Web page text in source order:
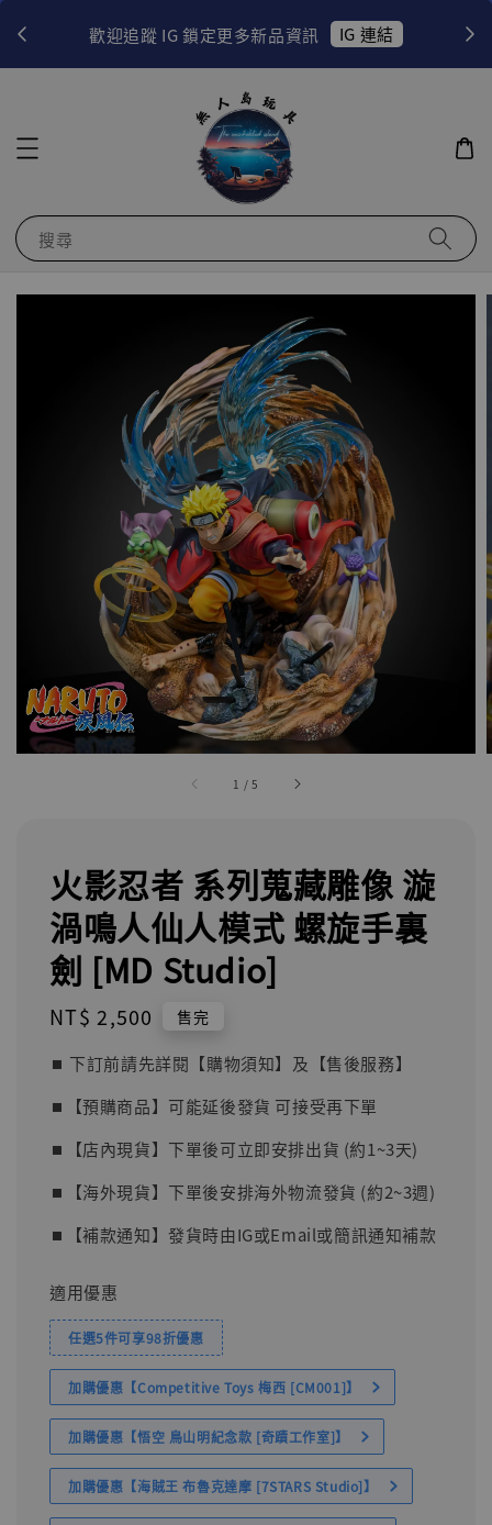
歡迎追蹤 IG 鎖定更多新品資訊 IG 連結
搜尋
1 /5
火影忍者 系列蒐藏雕像 漩
渦鳴人仙人模式 螺旋手裏
劍 [MD Studio]
Regular
NT$ 2,500 售完
⏹︎ 下訂前請先詳閱【購物須知】及【售後服務】
⏹︎【預購商品】可能延後發貨 可接受再下單
⏹︎【店內現貨】下單後可立即安排出貨 (約1~3天)
⏹︎【海外現貨】下單後安排海外物流發貨 (約2~3週)
⏹︎【補款通知】發貨時由IG或Email或簡訊通知補款
適用優惠
任選5件可享98折優惠
加購優惠【Competitive Toys 梅西 [CM001]】
加購優惠【悟空 鳥山明紀念款 [奇蹟工作室]】
加購優惠【海賊王 布魯克達摩 [7STARS Studio]】